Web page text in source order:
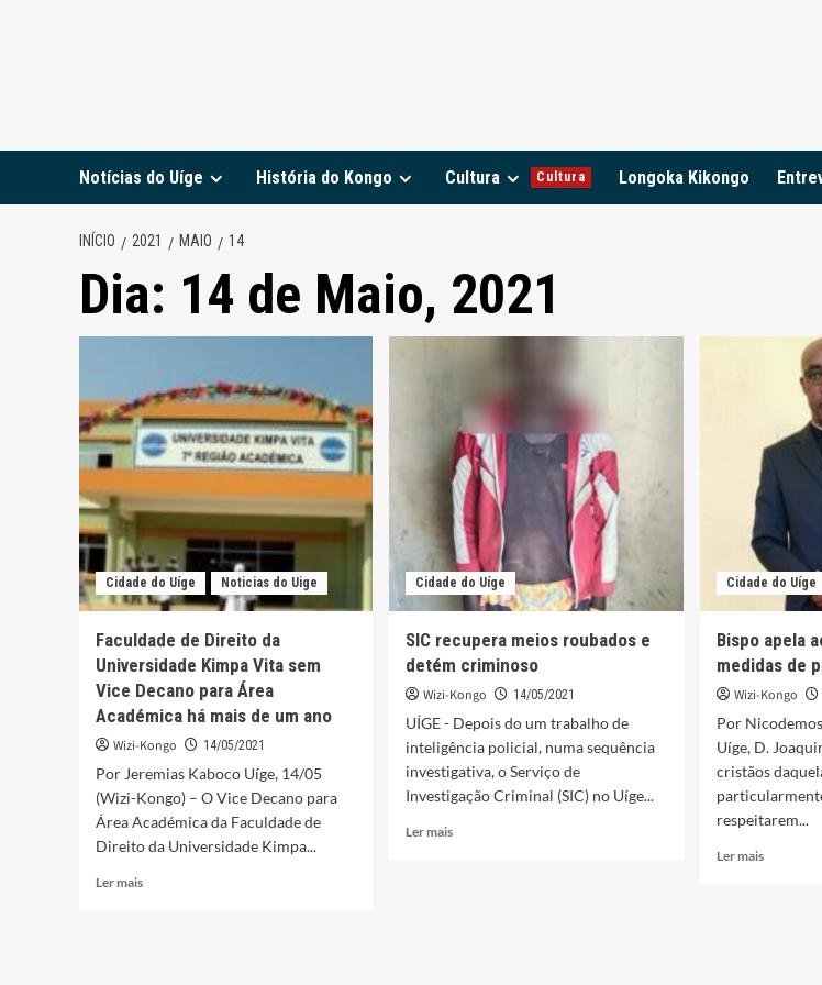
Notícias do Uíge História do Kongo Cultura Cultura Longoka Kikongo
INÍCIO 2021 MAIO 14
Dia: 14 de Maio, 2021
Cidade do Uíge Noticias do Uige
Faculdade de Direito da
Universidade Kimpa Vita sem
Vice Decano para Área
Académica há mais de um ano
Wizi-Kongo 14/05/2021
Por Jeremias Kaboco Uíge, 14/05
(Wizi-Kongo) – O Vice Decano para
Área Académica da Faculdade de
Direito da Universidade Kimpa...
Ler maisLeia
Cidade do Uíge
SIC recupera meios roubados e
detém criminoso
Wizi-Kongo 14/05/2021
UÍGE - Depois do um trabalho de
inteligência policial, numa sequência
investigativa, o Serviço de
Investigação Criminal (SIC) no Uíge...
Ler maisLeia
Cidade do Uíge
Bispo apela
medidas de
Wizi-Kongo
Por
Uíge, D.
cristãos
respeitarem...
Ler maisLeia